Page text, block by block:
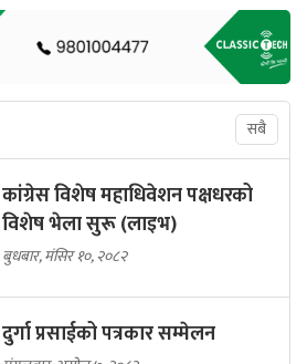
सबै
कांग्रेस विशेष महाधिवेशन पक्षधरको
विशेष भेला सुरू (लाइभ)
बुधबार, मंसिर १०, २०८२
दुर्गा प्रसाईको पत्रकार सम्मेलन